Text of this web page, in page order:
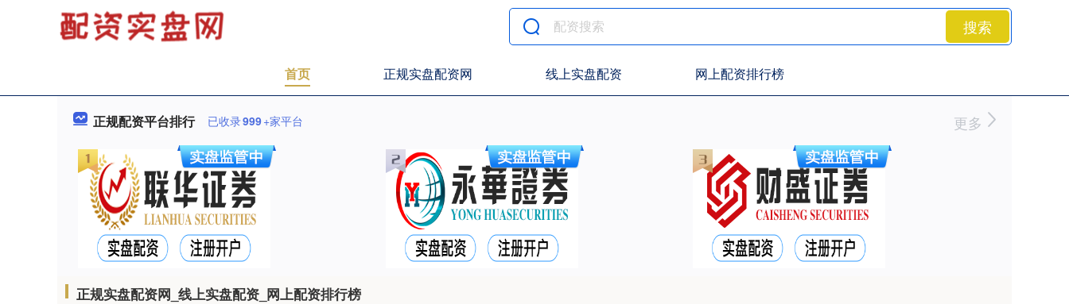
搜索
首页 正规实盘配资网 线上实盘配资 网上配资排行榜
正规配资平台排行 已收录999+家平台 更多
正规实盘配资网_线上实盘配资_网上配资排行榜